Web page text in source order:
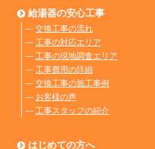
給湯器の安心工事
― 交換工事の流れ
― 工事の対応エリア
― 工事の現地調査エリア
― 工事費用の詳細
― 交換工事の施工事例
― お客様の声
― 工事スタッフの紹介
はじめての方へ